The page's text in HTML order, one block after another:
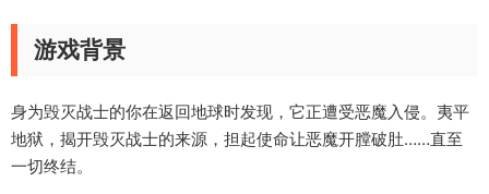
游戏背景
身为毁灭战士的你在返回地球时发现，它正遭受恶魔入侵。夷平
地狱，揭开毁灭战士的来源，担起使命让恶魔开膛破肚……直至
一切终结。